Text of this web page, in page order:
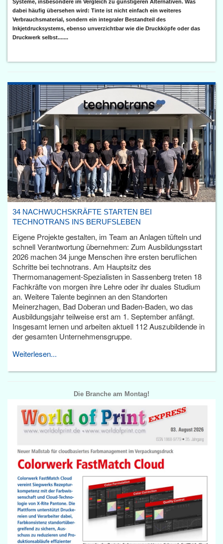
Systeme, insbesondere im Vergleich zu günstigeren Alternativen. Was
dabei häufig übersehen wird: Tinte ist nicht einfach ein weiteres
Verbrauchsmaterial, sondern ein integraler Bestandteil des
Inkjetdrucksystems, ebenso unverzichtbar wie die Druckköpfe oder das
Druckwerk selbst.......
34 NACHWUCHSKRÄFTE STARTEN BEI
TECHNOTRANS INS BERUFSLEBEN
Eigene Projekte gestalten, im Team an Anlagen tüfteln und
schnell Verantwortung übernehmen: Zum Ausbildungsstart
2026 machen 34 junge Menschen ihre ersten beruflichen
Schritte bei technotrans. Am Hauptsitz des
Thermomanagement-Spezialisten in Sassenberg treten 18
Fachkräfte von morgen ihre Lehre oder ihr duales Studium
an. Weitere Talente beginnen an den Standorten
Meinerzhagen, Bad Doberan und Baden-Baden, wo das
Ausbildungsjahr teilweise erst am 1. September anfängt.
Insgesamt lernen und arbeiten aktuell 112 Auszubildende in
der gesamten Unternehmensgruppe.
Weiterlesen...
Die Branche am Montag!